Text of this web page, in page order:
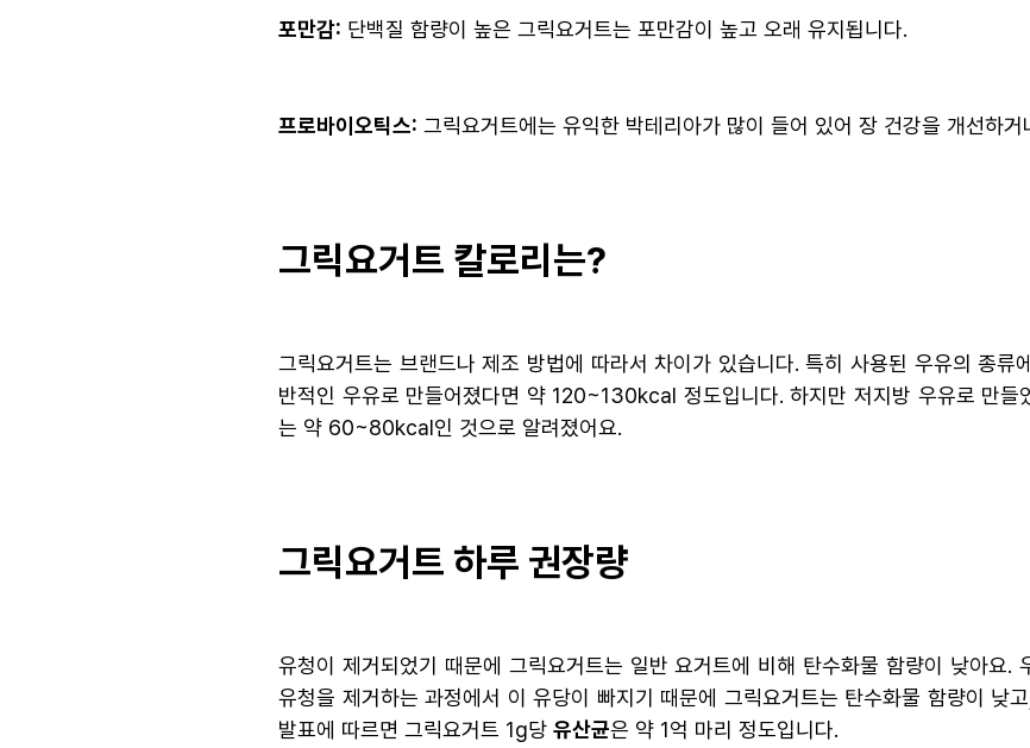
포만감: 단백질 함량이 높은 그릭요거트는 포만감이 높고 오래 유지됩니다.
프로바이오틱스: 그릭요거트에는 유익한 박테리아가 많이 들어 있어 장 건강을 개선하
그릭요거트 칼로리는?
그릭요거트는 브랜드나 제조 방법에 따라서 차이가 있습니다. 특히 사용된 우유의 종
반적인 우유로 만들어졌다면 약 120~130kcal 정도입니다. 하지만 저지방 우유로 만
는 약 60~80kcal인 것으로 알려졌어요.
그릭요거트 하루 권장량
유청이 제거되었기 때문에 그릭요거트는 일반 요거트에 비해 탄수화물 함량이 낮아요
유청을 제거하는 과정에서 이 유당이 빠지기 때문에 그릭요거트는 탄수화물 함량이 낮
발표에 따르면 그릭요거트 1g당 유산균은 약 1억 마리 정도입니다.